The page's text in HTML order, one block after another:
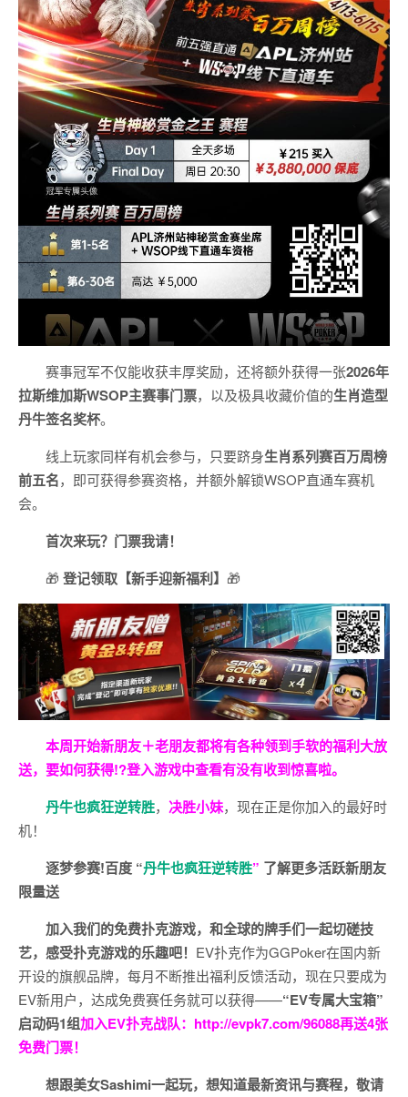
赛事冠军不仅能收获丰厚奖励，还将额外获得一张2026年
拉斯维加斯WSOP主赛事门票，以及极具收藏价值的生肖造型
丹牛签名奖杯。
线上玩家同样有机会参与，只要跻身生肖系列赛百万周榜
前五名，即可获得参赛资格，并额外解锁WSOP直通车赛机
会。
首次来玩？门票我请！
🎁 登记领取【新手迎新福利】 🎁
本周开始新朋友＋老朋友都将有各种领到手软的福利大放
送，要如何获得!?登入游戏中查看有没有收到惊喜啦。
丹牛也疯狂逆转胜， 决胜小妹，现在正是你加入的最好时
机！
逐梦参赛!百度 “丹牛也疯狂逆转胜” 了解更多活跃新朋友
限量送
加入我们的免费扑克游戏，和全球的牌手们一起切磋技
艺，感受扑克游戏的乐趣吧！ EV扑克作为GGPoker在国内新
开设的旗舰品牌，每月不断推出福利反馈活动，现在只要成为
EV新用户，达成免费赛任务就可以获得——“EV专属大宝箱”
启动码1组加入EV扑克战队： http://evpk7.com/96088再送4张
免费门票！
想跟美女Sashimi一起玩， 想知道最新资讯与赛程， 敬请